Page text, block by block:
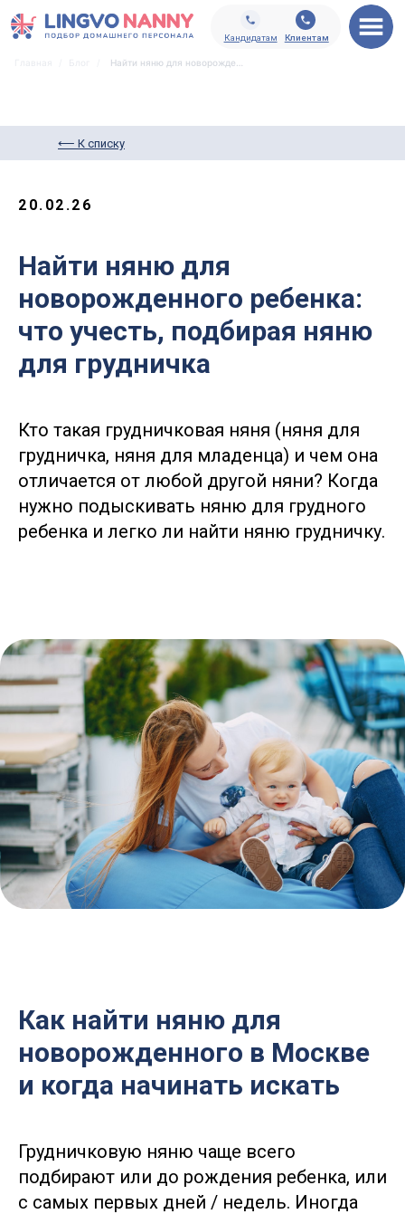
Кандидатам
⟵ К списку
20.02.26
Найти няню для
новорожденного ребенка:
что учесть, подбирая няню
для грудничка
Кто такая грудничковая няня (няня для
грудничка, няня для младенца) и чем она
отличается от любой другой няни? Когда
нужно подыскивать няню для грудного
ребенка и легко ли найти няню грудничку.
Как найти няню для
новорожденного в Москве
и когда начинать искать
Грудничковую няню чаще всего
подбирают или до рождения ребенка, или
с самых первых дней / недель. Иногда